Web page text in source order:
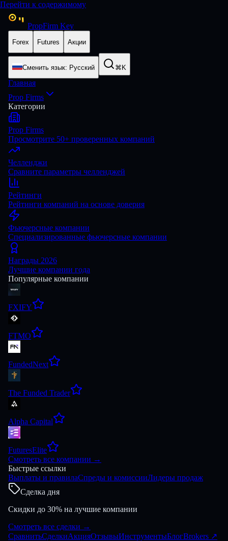
Перейти к содержимому
PropFirm Key
Forex Futures Акции
Сменить язык: Русский ⌘K
Главная
Prop Firms
Категории
Prop Firms
Просмотрите 50+ проверенных компаний
Челленджи
Сравните параметры челленджей
Рейтинги
Рейтинги компаний на основе доверия
Фьючерсные компании
Специализированные фьючерсные компании
Награды 2026
Лучшие компании года
Популярные компании
FXIFY
FTMO
FundedNext
The Funded Trader
Alpha Capital
FuturesElite
Смотреть все компании →
Быстрые ссылки
Выплаты и правилаСпреды и комиссииЛидеры продаж
Сделка дня
Скидки до 30% на лучшие компании
Смотреть все сделки →
СравнитьСделкиАкцияОтзывыИнструментыБлогBrokers ↗